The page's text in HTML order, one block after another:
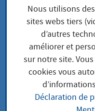
Au
jeudi, 05.06.2025 |
Nach vier
Nous utilisons
sites webs tiers
d’autres
améliorer et
sur notre site.
cookies vous
Déclaration de